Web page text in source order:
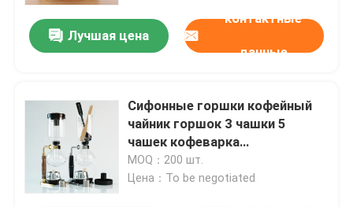
Главная страница
О Компании
Наша фабрика
Лучшая цена
контактные
данные
Сифонные горшки кофейный
чайник горшок 3 чашки 5
чашек кофеварка
Классический стеклянный
Сифонный горшок 3 человека
MOQ：200 шт.
Цена：To be negotiated